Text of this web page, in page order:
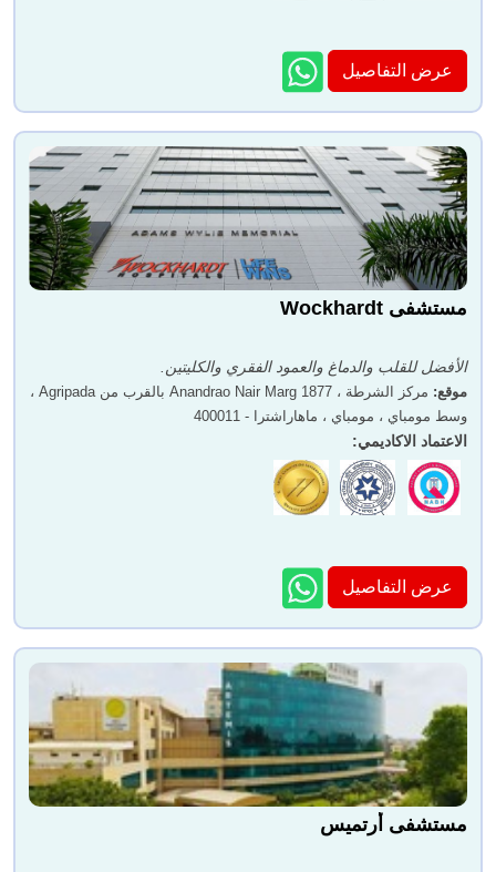
عرض التفاصيل
مستشفى Wockhardt
الأفضل للقلب والدماغ والعمود الفقري والكليتين.
موقع:
مركز الشرطة ، 1877 Anandrao Nair Marg بالقرب من Agripada ،
وسط مومباي ، مومباي ، ماهاراشترا - 400011
الاعتماد الاكاديمي:
عرض التفاصيل
مستشفى أرتميس